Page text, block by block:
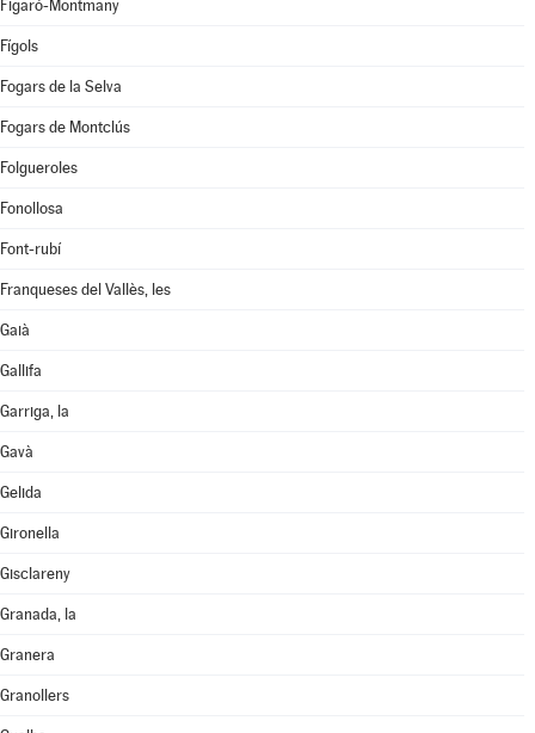
Figaró-Montmany
Fígols
Fogars de la Selva
Fogars de Montclús
Folgueroles
Fonollosa
Font-rubí
Franqueses del Vallès, les
Gaià
Gallifa
Garriga, la
Gavà
Gelida
Gironella
Gisclareny
Granada, la
Granera
Granollers